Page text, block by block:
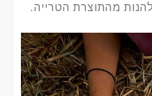
מהתוצרת הטרייה.